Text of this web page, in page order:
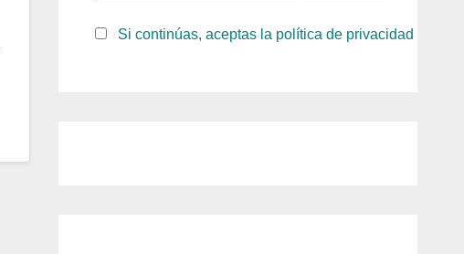
Si continúas, aceptas la política de privacidad